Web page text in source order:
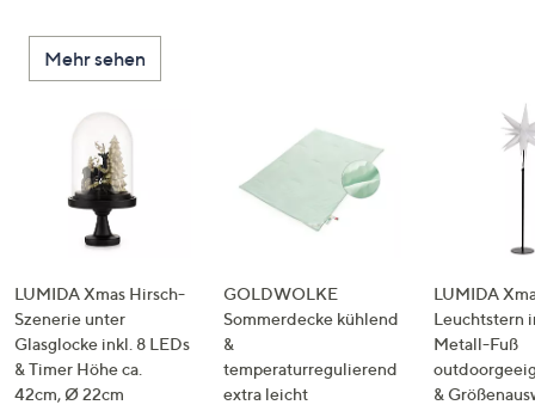
Mehr sehen
LUMIDA Xmas Hirsch-
Szenerie unter
Glasglocke inkl. 8 LEDs
& Timer Höhe ca.
42cm, Ø 22cm
GOLDWOLKE
Sommerdecke kühlend
&
temperaturregulierend
extra leicht
LUMIDA
Leuchtstern
Metall-Fuß
&